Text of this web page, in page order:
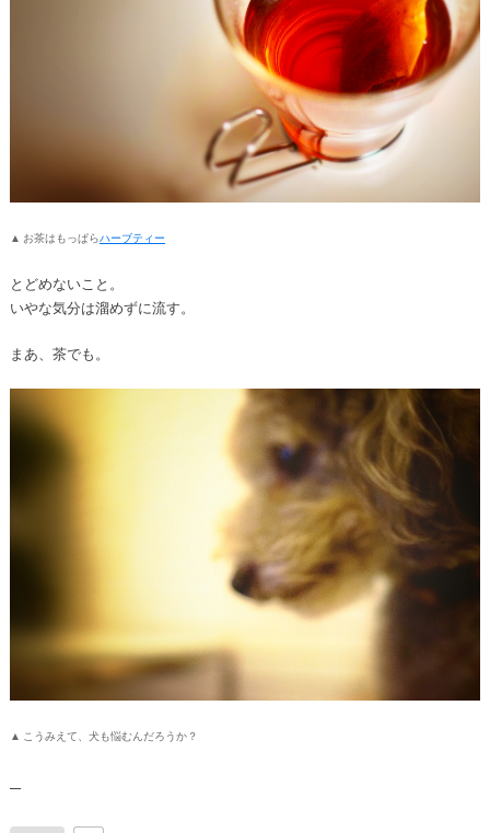
▲ お茶はもっぱらハーブティー
とどめないこと。
いやな気分は溜めずに流す。
まあ、茶でも。
▲ こうみえて、犬も悩むんだろうか？